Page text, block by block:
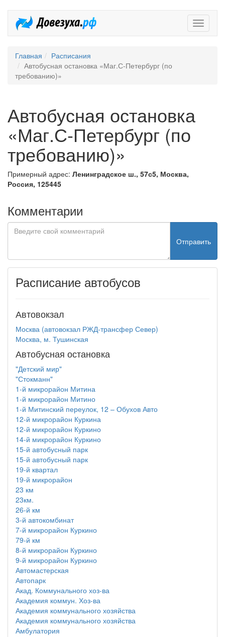
Главная
Расписания
Автобусная остановка «Маг.С-Петербург (по
требованию)»
Автобусная остановка
«Маг.С-Петербург (по
требованию)»
Примерный адрес: Ленинградское ш., 57с5, Москва,
Россия, 125445
Комментарии
Отправить
Расписание автобусов
Автовокзал
Москва (автовокзал РЖД-трансфер Север)
Москва, м. Тушинская
Автобусная остановка
"Детский мир"
"Стокманн"
1-й микрорайон Митина
1-й микрорайон Митино
1-й Митинский переулок, 12 – Обухов Авто
12-й микрорайон Куркина
12-й микрорайон Куркино
14-й микрорайон Куркино
15-й автобусный парк
15-й автобусный парк
19-й квартал
19-й микрорайон
23 км
23км.
26-й км
3-й автокомбинат
7-й микрорайон Куркино
79-й км
8-й микрорайон Куркино
9-й микрорайон Куркино
Автомастерская
Автопарк
Акад. Коммунального хоз-ва
Академия коммун. Хоз-ва
Академия коммунального хозяйства
Академия коммунального хозяйства
Амбулатория